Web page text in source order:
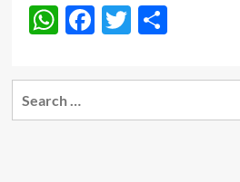
WhatsApp
Facebook
Twitter
Share